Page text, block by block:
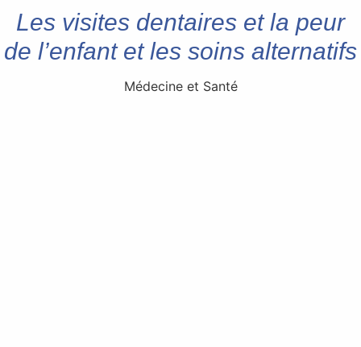
Les visites dentaires et la peur
de l’enfant et les soins alternatifs
Médecine et Santé